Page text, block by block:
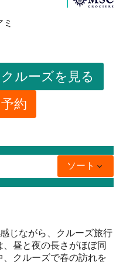
じながら、クルーズ旅行
昼と夜の長さがほぼ同
クルーズで春の訪れを
クルーズを見る
予約
ソート